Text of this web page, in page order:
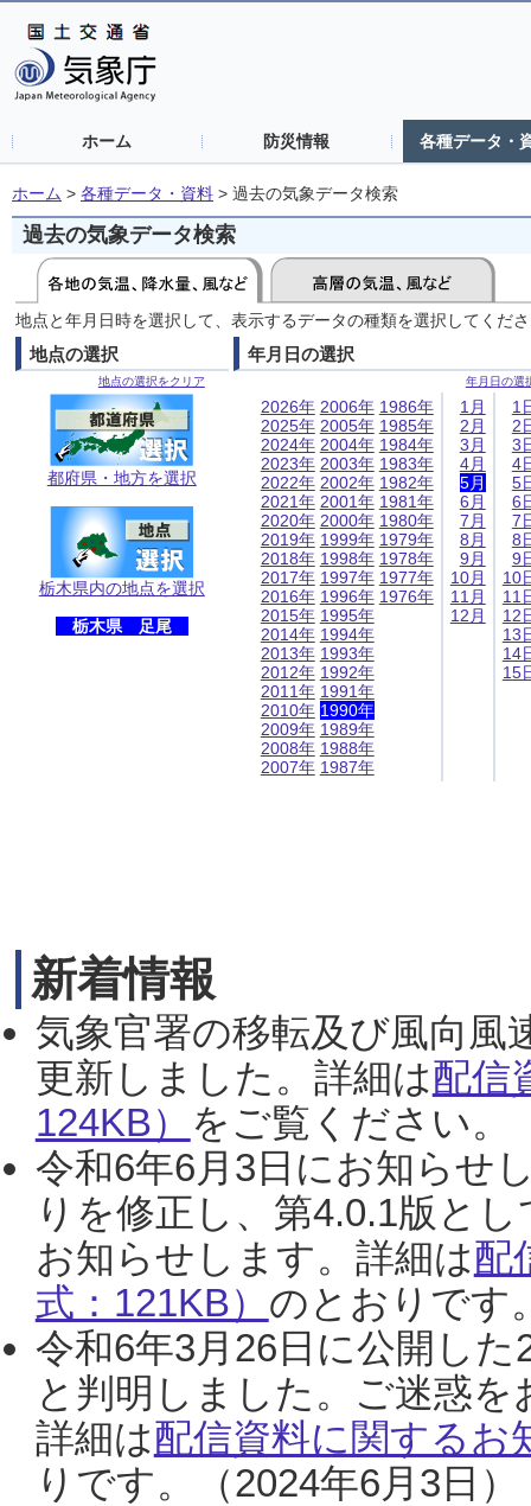
ホーム 防災情報 各種データ・
ホーム > 各種データ・資料 > 過去の気象データ検索
過去の気象データ検索
地点と年月日時を選択して、表示するデータの種類を選択してくだ
地点の選択
地点の選択をクリア
都府県・地方を選択
栃木県内の地点を選択
栃木県 足尾
年月日の選択
年月日の選
2026年
2025年
2024年
2023年
2022年
2021年
2020年
2019年
2018年
2017年
2016年
2015年
2014年
2013年
2012年
2011年
2010年
2009年
2008年
2007年
2006年
2005年
2004年
2003年
2002年
2001年
2000年
1999年
1998年
1997年
1996年
1995年
1994年
1993年
1992年
1991年
1990年
1989年
1988年
1987年
1986年
1985年
1984年
1983年
1982年
1981年
1980年
1979年
1978年
1977年
1976年
1月
2月
3月
4月
5月
6月
7月
8月
9月
10月
11月
12月
1
2
3
4
5
6
7
8
9
10
11
12
13
14
15
新着情報
気象官署の移転及び風向風
更新しました。詳細は配信
124KB） をご覧ください。
令和6年6月3日にお知らせ
りを修正し、第4.0.1版と
お知らせします。詳細は配
式：121KB） のとおりです
令和6年3月26日に公開し
と判明しました。ご迷惑
詳細は配信資料に関するお
りです。（2024年6月3日）